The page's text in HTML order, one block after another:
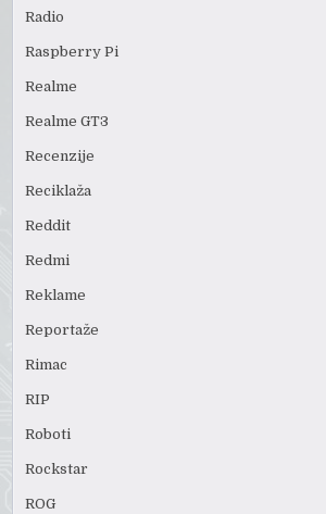
Radio
Raspberry Pi
Realme
Realme GT3
Recenzije
Reciklaža
Reddit
Redmi
Reklame
Reportaže
Rimac
RIP
Roboti
Rockstar
ROG